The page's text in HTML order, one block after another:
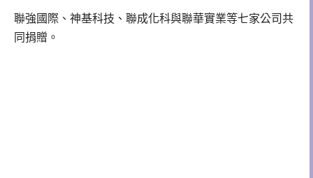
聯強國際、神基科技、聯成化科與聯華實業等七家公司共
同捐贈。